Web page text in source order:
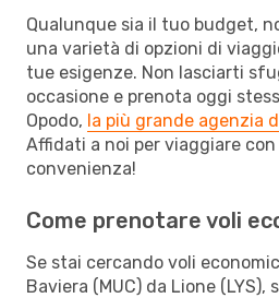
Qualunque sia il tuo budget,
una varietà di opzioni di
tue esigenze. Non lasciarti
occasione e prenota oggi
Opodo, la più grande agenzia
Affidati a noi per viaggiare con
convenienza!
Come prenotare voli
Se stai cercando voli
Baviera (MUC) da Lione (LYS),